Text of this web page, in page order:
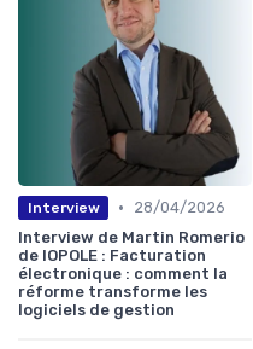
Interview •
28/04/2026
Interview de Martin Romerio
de IOPOLE : Facturation
électronique : comment la
réforme transforme les
logiciels de gestion